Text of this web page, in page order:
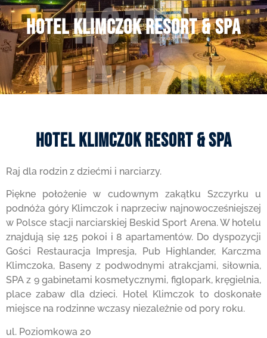
Hotel
Klimczok
Hotel Klimczok Resort & Spa
Hotel Klimczok Resort & Spa
Raj dla rodzin z dziećmi i narciarzy.
Piękne położenie w cudownym zakątku Szczyrku u
podnóża góry Klimczok i naprzeciw najnowocześniejszej
w Polsce stacji narciarskiej Beskid Sport Arena. W hotelu
znajdują się 125 pokoi i 8 apartamentów. Do dyspozycji
Gości Restauracja Impresja, Pub Highlander, Karczma
Klimczoka, Baseny z podwodnymi atrakcjami, siłownia,
SPA z 9 gabinetami kosmetycznymi, figlopark, kręgielnia,
place zabaw dla dzieci. Hotel Klimczok to doskonałe
miejsce na rodzinne wczasy niezależnie od pory roku.
ul. Poziomkowa 20